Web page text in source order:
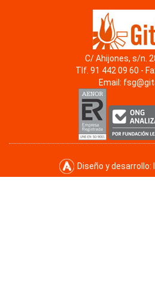
C/ Ahijones, s/n.
Tlf. 91 442 09 60 -
Email:
Diseño y desarrollo: